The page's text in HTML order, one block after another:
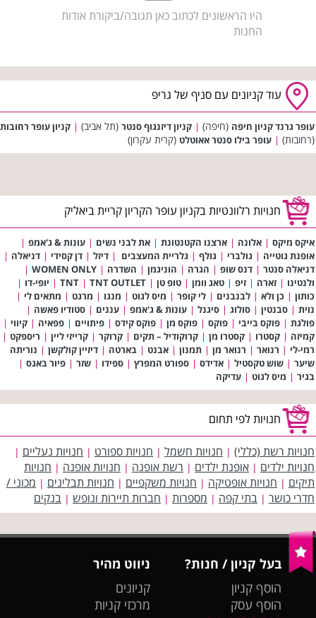
היו הראשונים לכתוב כאן תגובה/ביקורת אודות
החנות
עוד קניונים עם סניף של גריפ
עופר גרנד קניון חיפה (חיפה) | קניון דיזנגוף סנטר (תל אביב) | קניון עופר רחובות
(רחובות) | עופר בילו סנטר אאוטלט (קרית עקרון)
חנויות רלוונטיות בקניון עופר הקריון קריית ביאליק
איקס מיקס | אלונה | ארצנו הקטנטונת | את לבני נשים | עונות & ג'אמפ |
אופנת גוטייה | גולברי | גולף | גלריית המעצבים | דיזל | דן קסידי | דניאלה |
דניאלה סנטר | דנס שופ | הגרה | הוניגמן | השדרה |
WOMEN ONLY
|
ולנטינו | זארה | זיפ | טאג וומן | טופ טן |
TNT | TNT OUTLET
| יופי-דו |
כותון | כן ולא | לבנבנים | לי קופר | מיס לגוט | מנגו | מרגט | מתאים לי |
נוית | סבנטין | סולוג | סיגנל | עונות & ג'אמפ | עננים | סטודיו פאשה |
פולגת | פוקס בייבי | פוקס | פוקס מן | פוקס קידס | פיתויים | פפאיה | קיווי |
קמיזה | קסטרו | קסטרו מן | קרוקודיל – תקים | קרוקר | קרייזי ליין | ריספקט |
רמי-לי | רנואר | רנואר מן | תמנון | אבנט | בארטה | דיזיין קולקשן | נוריתה
שיער | שוש טקסטיל | אדידס | ספורט המפרץ | ספידו | שזר | פיור באגס |
בגיר | מיס לגוט | עדיקה
חנויות לפי תחום
חנויות רשת (כללי) | חנויות חשמל | חנויות ספורט | חנויות נעליים |
חנויות ילדים | אופנת ילדים | רשת אופנה | חנויות אופנה | חנויות
תיקים | חנויות אופטיקה | חנויות משקפיים | חנויות תבלינים | מכוני /
חדרי כושר | בתי קפה | מספרות | חברות תיירות ונופש | בנקים
בעל קניון / חנות?
הוסף קניון
הוסף עסק
ניווט מהיר
קניונים
מרכזי קניות